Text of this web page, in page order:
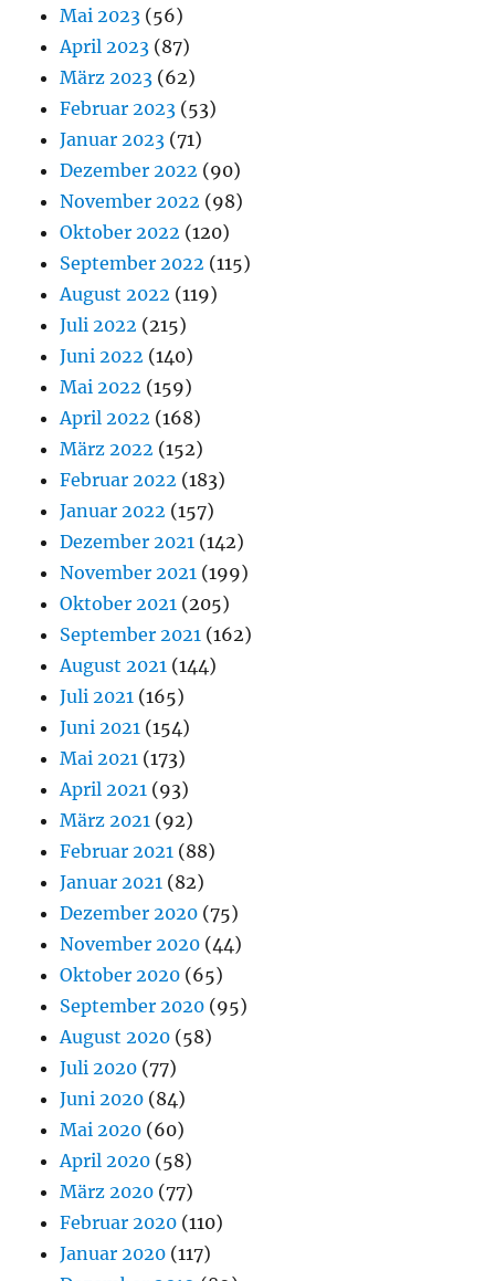
Mai 2023 (56)
April 2023 (87)
März 2023 (62)
Februar 2023 (53)
Januar 2023 (71)
Dezember 2022 (90)
November 2022 (98)
Oktober 2022 (120)
September 2022 (115)
August 2022 (119)
Juli 2022 (215)
Juni 2022 (140)
Mai 2022 (159)
April 2022 (168)
März 2022 (152)
Februar 2022 (183)
Januar 2022 (157)
Dezember 2021 (142)
November 2021 (199)
Oktober 2021 (205)
September 2021 (162)
August 2021 (144)
Juli 2021 (165)
Juni 2021 (154)
Mai 2021 (173)
April 2021 (93)
März 2021 (92)
Februar 2021 (88)
Januar 2021 (82)
Dezember 2020 (75)
November 2020 (44)
Oktober 2020 (65)
September 2020 (95)
August 2020 (58)
Juli 2020 (77)
Juni 2020 (84)
Mai 2020 (60)
April 2020 (58)
März 2020 (77)
Februar 2020 (110)
Januar 2020 (117)